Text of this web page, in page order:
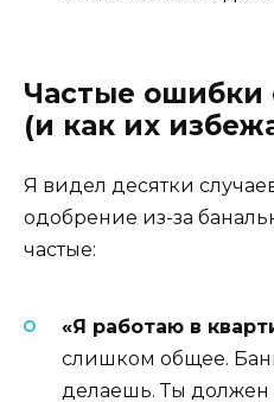
Частые ошибки
(и как их
Я видел десятки
одобрение из-за
частые:
«Я работаю в
слишком общее.
делаешь. Ты должен